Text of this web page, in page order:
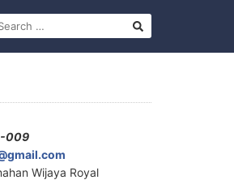
009
Wijaya Royal